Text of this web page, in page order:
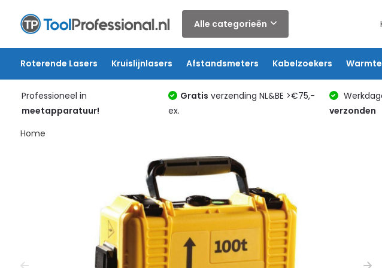
Alle categorieën
Roterende Lasers Kruislijnlasers Afstandsmeters Kabelzoekers
Professioneel in
meetapparatuur!
Gratis verzending NL&BE >€75,-
ex.
verzonden
Home